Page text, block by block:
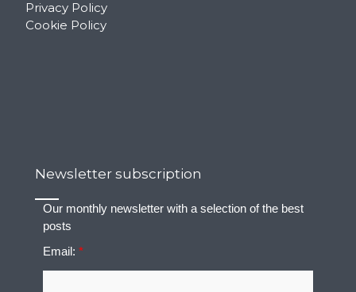
Privacy Policy
Cookie Policy
Newsletter subscription
Our monthly newsletter with a selection of the best
posts
Email:*